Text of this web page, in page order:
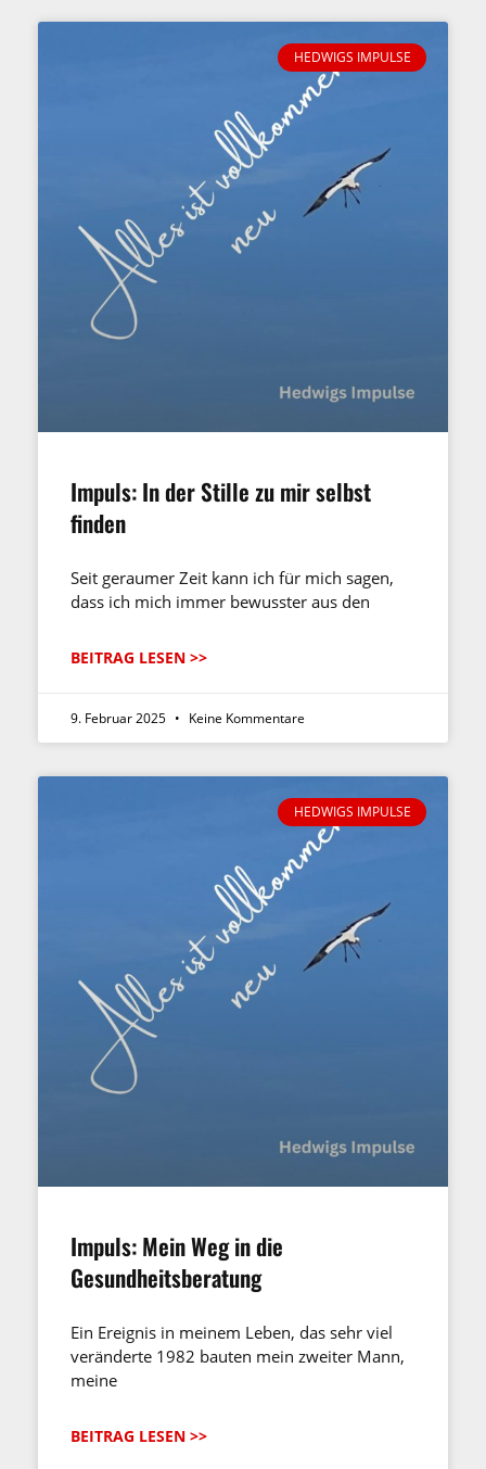
HEDWIGS IMPULSE
Impuls: In der Stille zu mir selbst
finden
Seit geraumer Zeit kann ich für mich sagen,
dass ich mich immer bewusster aus den
BEITRAG LESEN >>
9. Februar 2025 Keine Kommentare
HEDWIGS IMPULSE
Impuls: Mein Weg in die
Gesundheitsberatung
Ein Ereignis in meinem Leben, das sehr viel
veränderte 1982 bauten mein zweiter Mann,
meine
BEITRAG LESEN >>